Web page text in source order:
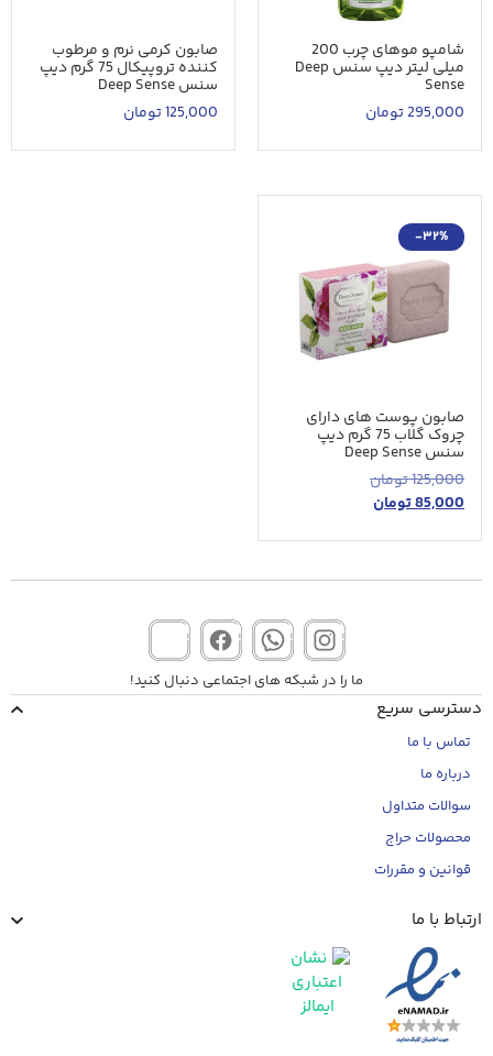
شامپو موهای چرب 200
میلی لیتر دیپ سنس Deep
Sense
295,000تومان
صابون کرمی نرم و مرطوب
کننده تروپیکال 75 گرم دیپ
سنس Deep Sense
125,000تومان
-32%
صابون پوست های دارای
چروک گلاب 75 گرم دیپ
سنس Deep Sense
125,000تومان
85,000تومان
ما را در شبکه های اجتماعی دنبال کنید!
دسترسی سریع
تماس با ما
درباره ما
سوالات متداول
محصولات حراج
قوانین و مقررات
ارتباط با ما